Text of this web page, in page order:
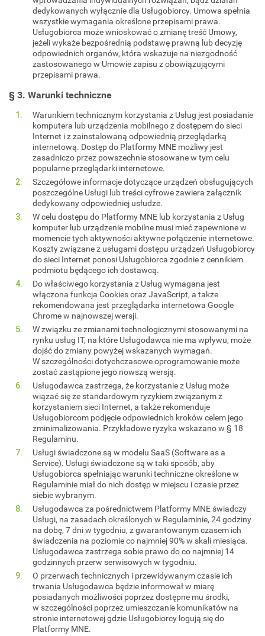
dedykowanych wyłącznie dla Usługobiorcy. Umowa spełnia
wszystkie wymagania określone przepisami prawa.
Usługobiorca może wnioskować o zmianę treść Umowy,
jeżeli wykaże bezpośrednią podstawę prawną lub decyzję
odpowiednich organów, która wskazuje na niezgodność
zastosowanego w Umowie zapisu z obowiązującymi
przepisami prawa.
§ 3. Warunki techniczne
Warunkiem technicznym korzystania z Usług jest posiadanie
komputera lub urządzenia mobilnego z dostępem do sieci
Internet i z zainstalowaną odpowiednią przeglądarką
internetową. Dostęp do Platformy MNE możliwy jest
zasadniczo przez powszechnie stosowane w tym celu
popularne przeglądarki internetowe.
Szczegółowe informacje dotyczące urządzeń obsługujących
poszczególne Usługi lub treści cyfrowe zawiera załącznik
dedykowany odpowiedniej usłudze.
W celu dostępu do Platformy MNE lub korzystania z Usług
komputer lub urządzenie mobilne musi mieć zapewnione w
momencie tych aktywności aktywne połączenie internetowe.
Koszty związane z usługami dostępu urządzeń Usługobiorcy
do sieci Internet ponosi Usługobiorca zgodnie z cennikiem
podmiotu będącego ich dostawcą.
Do właściwego korzystania z Usług wymagana jest
włączona funkcja Cookies oraz JavaScript, a także
rekomendowana jest przeglądarka internetowa Google
Chrome w najnowszej wersji.
W związku ze zmianami technologicznymi stosowanymi na
rynku usług IT, na które Usługodawca nie ma wpływu, może
dojść do zmiany powyżej wskazanych wymagań.
W szczególności dotychczasowe oprogramowanie może
zostać zastąpione jego nowszą wersją.
Usługodawca zastrzega, że korzystanie z Usług może
wiązać się ze standardowym ryzykiem związanym z
korzystaniem sieci Internet, a także rekomenduje
Usługobiorcom podjęcie odpowiednich kroków celem jego
zminimalizowania. Przykładowe ryzyka wskazano w § 18
Regulaminu.
Usługi świadczone są w modelu SaaS (Software as a
Service). Usługi świadczone są w taki sposób, aby
Usługobiorca spełniając warunki techniczne określone w
Regulaminie miał do nich dostęp w miejscu i czasie przez
siebie wybranym.
Usługodawca za pośrednictwem Platformy MNE świadczy
Usługi, na zasadach określonych w Regulaminie, 24 godziny
na dobę, 7 dni w tygodniu, z gwarantowanym czasem ich
świadczenia na poziomie co najmniej 90% w skali miesiąca.
Usługodawca zastrzega sobie prawo do co najmniej 14
godzinnych przerw serwisowych w tygodniu.
O przerwach technicznych i przewidywanym czasie ich
trwania Usługodawca będzie informował w miarę
posiadanych możliwości poprzez dostępne mu środki,
w szczególności poprzez umieszczanie komunikatów na
stronie internetowej gdzie Usługobiorcy logują się do
Platformy MNE.